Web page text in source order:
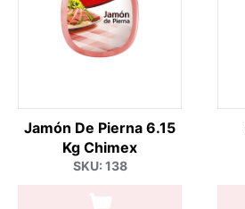
Jamón De Pierna 6.15
Kg Chimex
SKU: 138